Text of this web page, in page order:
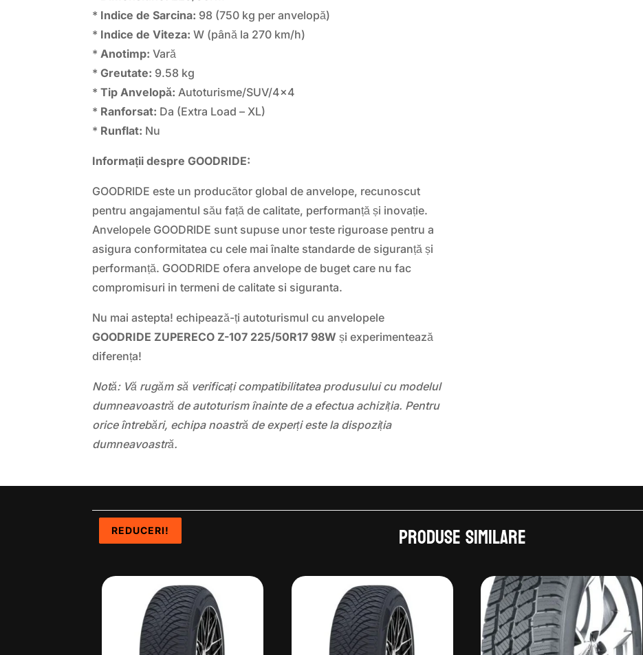
* Indice de Sarcina: 98 (750 kg per anvelopă)
* Indice de Viteza: W (până la 270 km/h)
* Anotimp: Vară
*Greutate: 9.58 kg
*Tip Anvelopă: Autoturisme/SUV/4×4
* Ranforsat: Da (Extra Load – XL)
* Runflat: Nu
Informații despre GOODRIDE:
GOODRIDE este un producător global de anvelope, recunoscut
pentru angajamentul său față de calitate, performanță și inovație.
Anvelopele GOODRIDE sunt supuse unor teste riguroase pentru a
asigura conformitatea cu cele mai înalte standarde de siguranță și
performanță. GOODRIDE ofera anvelope de buget care nu fac
compromisuri in termeni de calitate si siguranta.
Nu mai astepta! echipează-ți autoturismul cu anvelopele
GOODRIDE ZUPERECO Z-107 225/50R17 98W și experimentează
diferența!
Notă: Vă rugăm să verificați compatibilitatea produsului cu modelul
dumneavoastră de autoturism înainte de a efectua achiziția. Pentru
orice întrebări, echipa noastră de experți este la dispoziția
dumneavoastră.
Produse similare
REDUCERI!
REDUCERI!
REDUCERI!
REDUCERI!